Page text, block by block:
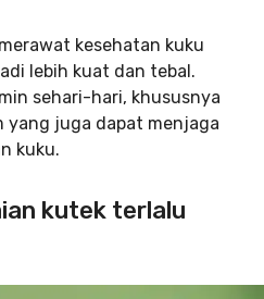
kesehatan kuku
lebih kuat dan tebal.
sehari-hari, khususnya
yang juga dapat menjaga
kuku.
kutek terlalu